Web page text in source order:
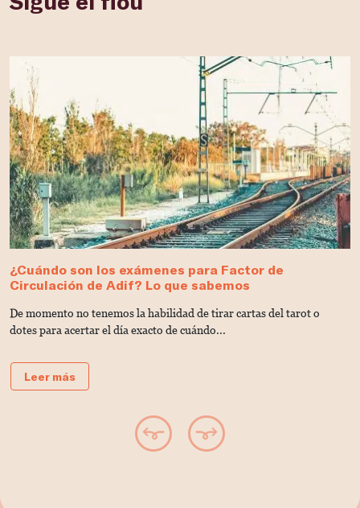
¿Cuándo son los exámenes para Factor de
Circulación de Adif? Lo que sabemos
De momento no tenemos la habilidad de tirar cartas del tarot o
dotes para acertar el día exacto de cuándo...
Leer más